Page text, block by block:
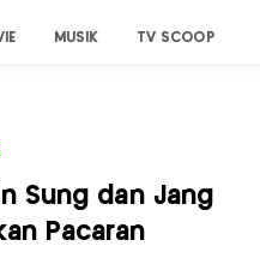
MUSIK TV SCOOP
Sung dan Jang
Pacaran